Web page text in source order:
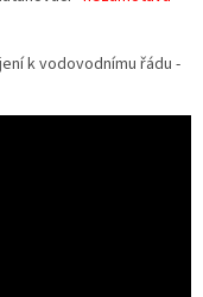
k vodovodnímu řádu -